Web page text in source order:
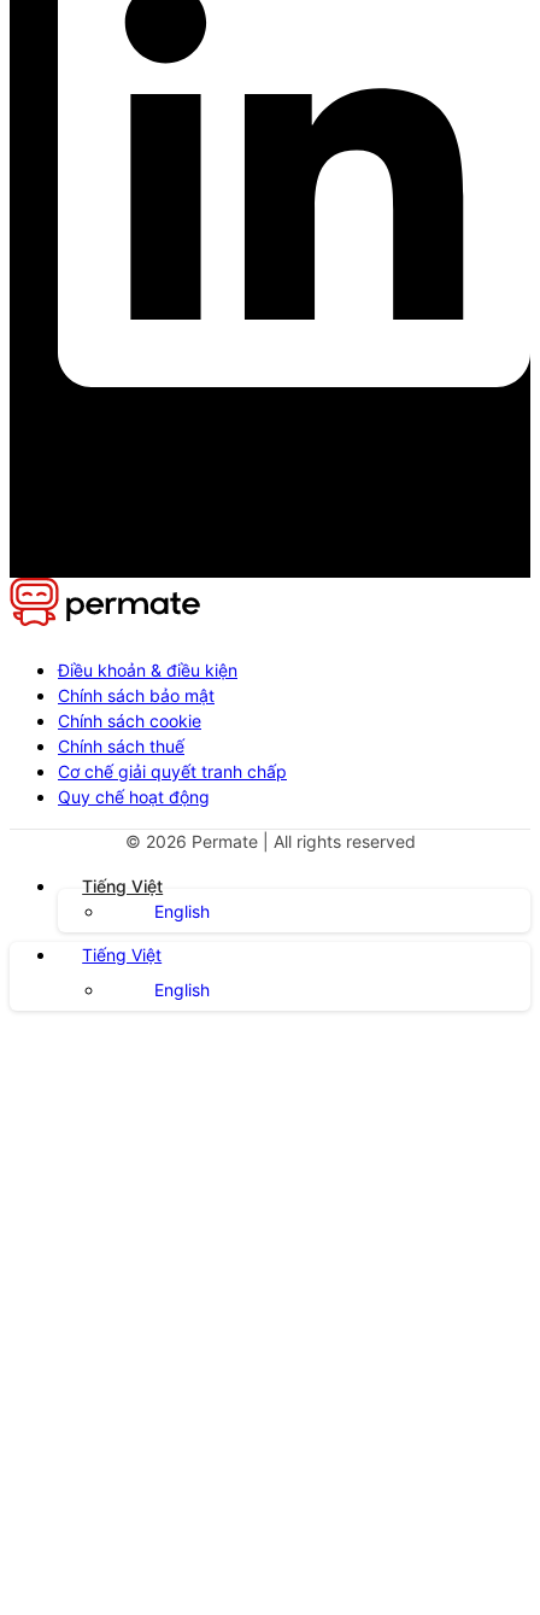
Điều khoản & điều kiện
Chính sách bảo mật
Chính sách cookie
Chính sách thuế
Cơ chế giải quyết tranh chấp
Quy chế hoạt động
© 2026 Permate | All rights reserved
Tiếng Việt
English
Tiếng Việt
English